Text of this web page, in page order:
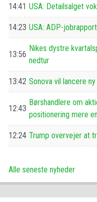
14:41 USA: Detailsalget
14:23 USA: ADP-
13:56
Nikes dystre
nedtur
13:42 Sonova vil lancere
12:43
Børshandlere om
positionering mere
12:24 Trump overvejer at
Alle seneste nyheder